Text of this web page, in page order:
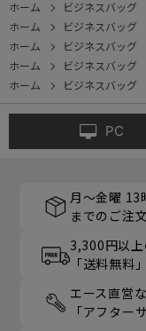
ホーム
ビジネスバッグ
ホーム
ビジネスバッグ
ホーム
ビジネスバッグ
ホーム
ビジネスバッグ
ホーム
ビジネスバッグ
PC
月～金曜 13
までのご注
3,300円以
「送料無料」
エース直営
「アフター